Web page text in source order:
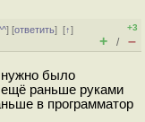
] [ответить][↑]
+3
+ / –
было
раньше руками
в программатор